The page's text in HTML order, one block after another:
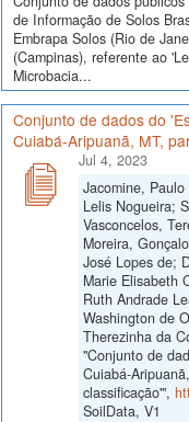
de Informação de Solos
Embrapa Solos (Rio de
(Campinas), referente ao
Microbacia...
Conjunto de dados do
Cuiabá-Aripuanã, MT,
Jul 4, 2023
Jacomine,
Lelis Nogueira;
Vasconcelos,
Moreira,
José Lopes de;
Marie Elisabeth
Ruth Andrade
Washington de
Therezinha da
"Conjunto de
Cuiabá-
classificação'",
SoilData, V1